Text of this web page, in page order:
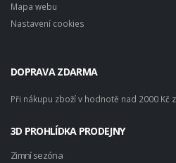
Mapa webu
Nastavení cookies
DOPRAVA ZDARMA
Při nákupu zboží v hodnotě nad 2000 Kč
3D PROHLÍDKA PRODEJNY
Zimní sezóna